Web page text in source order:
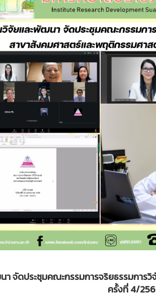
จัดประชุมคณะกรรมการจริยธรรมการ
ครั้งที่ 4/